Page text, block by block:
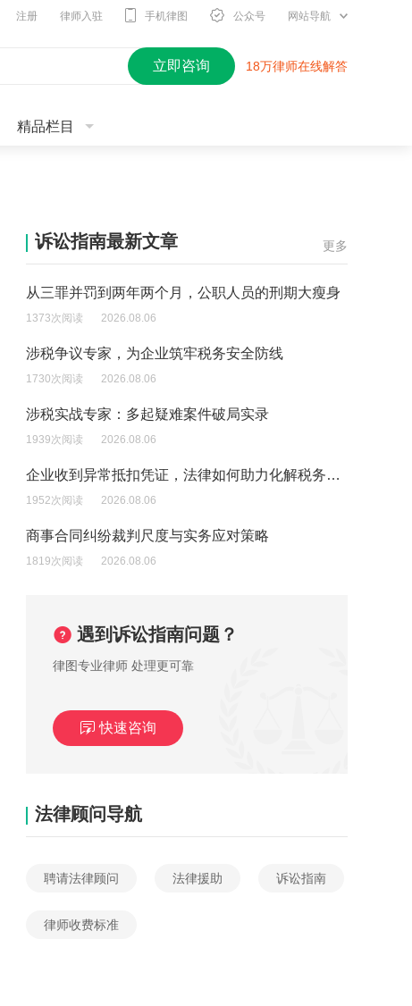
注册 律师入驻 手机律图 公众号 网站导航
立即咨询 18万律师在线解答
精品栏目
更多
诉讼指南最新文章
从三罪并罚到两年两个月，公职人员的刑期大瘦身
1373次阅读 2026.08.06
涉税争议专家，为企业筑牢税务安全防线
1730次阅读 2026.08.06
涉税实战专家：多起疑难案件破局实录
1939次阅读 2026.08.06
企业收到异常抵扣凭证，法律如何助力化解税务风险？
1952次阅读 2026.08.06
商事合同纠纷裁判尺度与实务应对策略
1819次阅读 2026.08.06
遇到诉讼指南问题？
律图专业律师 处理更可靠
快速咨询
法律顾问导航
聘请法律顾问 法律援助 诉讼指南
律师收费标准